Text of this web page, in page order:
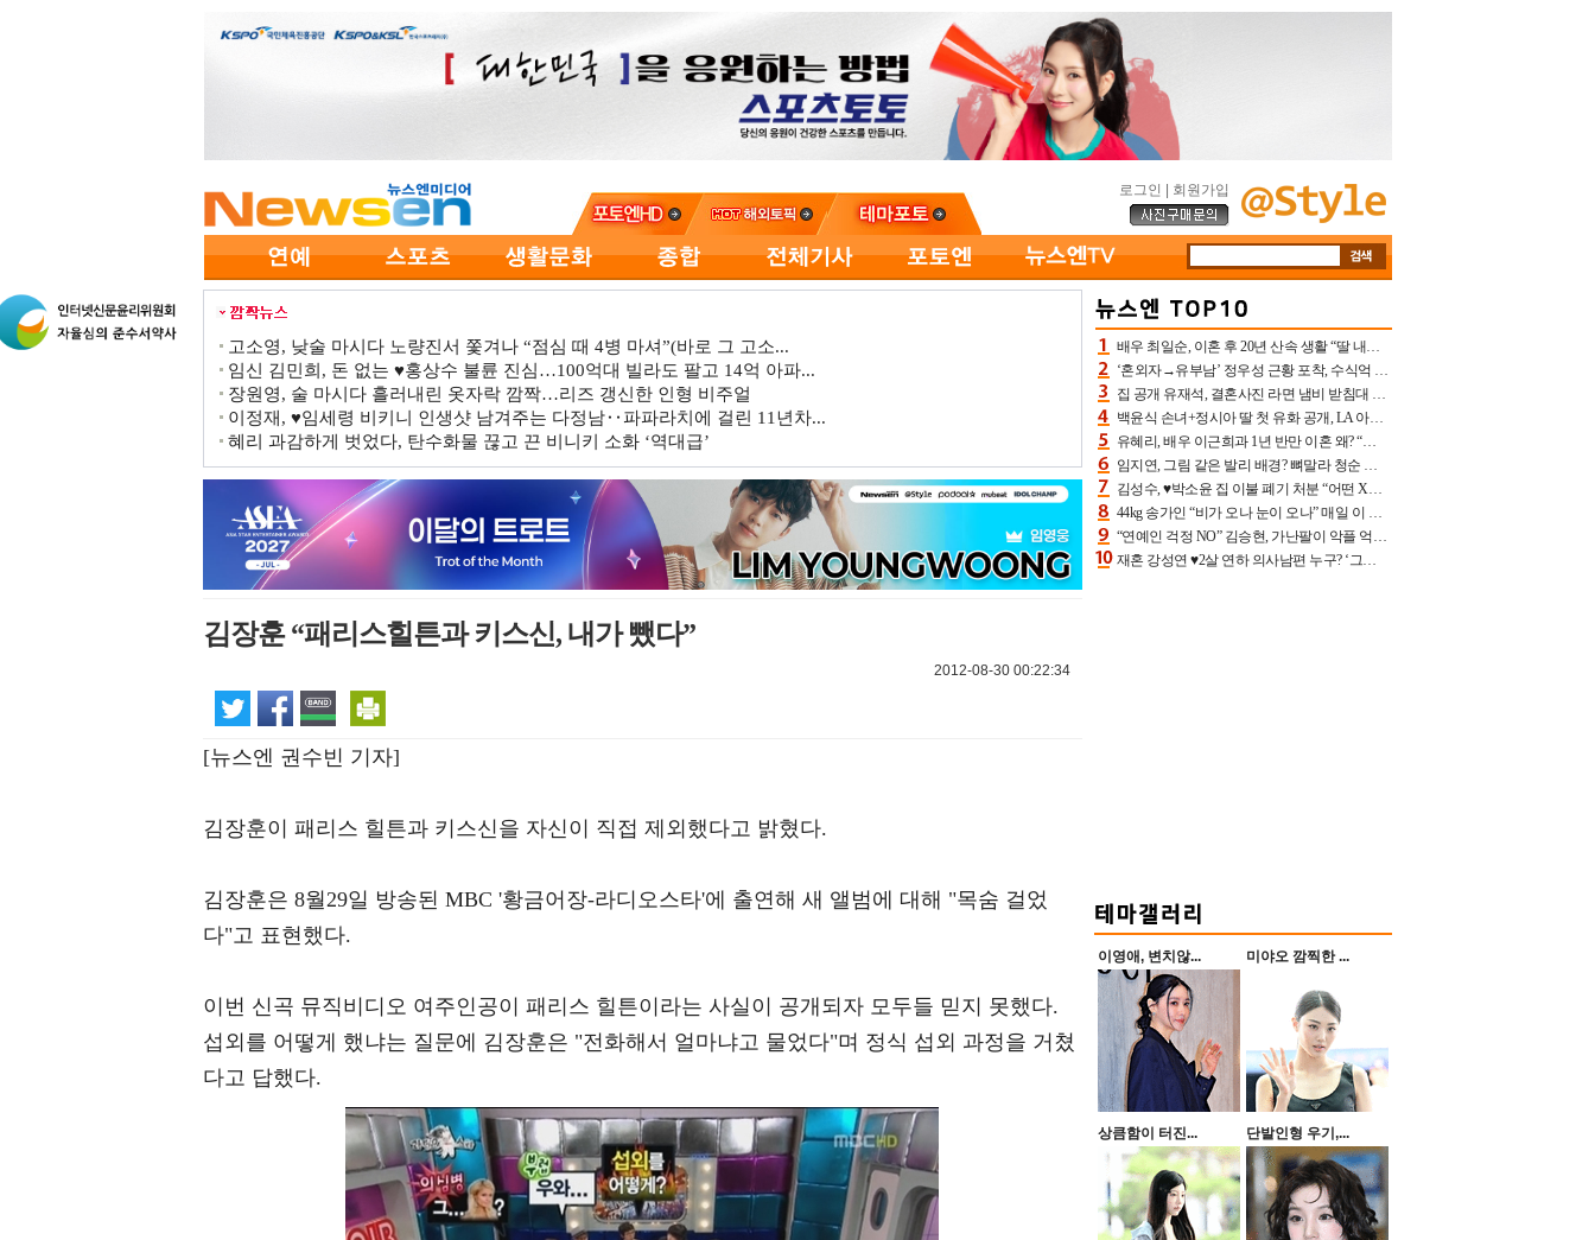
로그인 회원가입
고소영, 낮술 마시다 노량진서 쫓겨나 “점심 때 4병 마셔”(바로 그 고소...
임신 김민희, 돈 없는 ♥홍상수 불륜 진심…100억대 빌라도 팔고 14억 아파...
장원영, 술 마시다 흘러내린 옷자락 깜짝…리즈 갱신한 인형 비주얼
이정재, ♥임세령 비키니 인생샷 남겨주는 다정남‥파파라치에 걸린 11년차...
혜리 과감하게 벗었다, 탄수화물 끊고 끈 비니키 소화 ‘역대급’
김장훈 “패리스힐튼과 키스신, 내가 뺐다”
2012-08-30 00:22:34
[뉴스엔 권수빈 기자]
김장훈이 패리스 힐튼과 키스신을 자신이 직접 제외했다고 밝혔다.
김장훈은 8월29일 방송된 MBC '황금어장-라디오스타'에 출연해 새 앨범에 대해 "목숨 걸었
다"고 표현했다.
이번 신곡 뮤직비디오 여주인공이 패리스 힐튼이라는 사실이 공개되자 모두들 믿지 못했다.
섭외를 어떻게 했냐는 질문에 김장훈은 "전화해서 얼마냐고 물었다"며 정식 섭외 과정을 거쳤
다고 답했다.
배우 최일순, 이혼 후 20년 산속 생활 “딸 내가 버렸다고 원망‥맘 아파”(특종)[어제TV]
‘혼외자→유부남’ 정우성 근황 포착, 수식억 해킹 피해 후배 만났다 “존경하는”
집 공개 유재석, 결혼사진 라면 냄비 받침대 되고 분노‥가족사진도 피해(놀뭐)[어제TV]
백윤식 손녀+정시아 딸 첫 유화 공개, LA 아트쇼→서울국제조각페스타 작가다운 수준급 실력
유혜리, 배우 이근희과 1년 반만 이혼 왜? “식칼 꽂고 의자 던져” 충격 폭로(특종)[어제TV]
임지연, 그림 같은 발리 배경? 뼈말라 청순 비키니 핏에 상대 안 되네
김성수, ♥박소윤 집 이불 폐기 처분 “어떤 X이랑 썼을지 몰라” 질투(신랑수업2)[어제TV]
44kg 송가인 “비가 오나 눈이 오나” 매일 이 운동, 허벅지 근육량 상승+체지방 감소
“연예인 걱정 NO” 김승현, 가난팔이 악플 억울할만‥아내+딸과 日 여행
재혼 강성연 ♥2살 연하 의사남편 누구? ‘그알’ 자문의에 훈남 비주얼 초엘리트 스펙 [종합]
이영애, 변치않... 미야오 깜찍한 ...
상큼함이 터진... 단발인형 우기,...